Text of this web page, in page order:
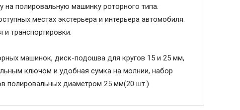
на полировальную машинку роторного типа.
местах экстерьера и интерьера автомобиля.
транспортировки.
машинок, диск-подошва для кругов 15 и 25 мм,
ключом и удобная сумка на молнии, набор
полировальных диаметром 25 мм(20 шт.)